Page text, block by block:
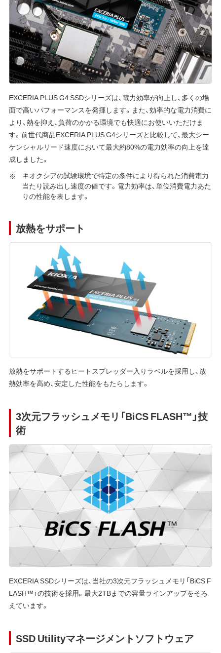
EXCERIA PLUS G4 SSDシリーズは、電力効率が向上し、多くの場
面で高いパフォーマンスを発揮します。また、効率的な電力消費に
より、熱を抑え、負荷のかかる環境でも快適にお使いいただけま
す。前世代商品EXCERIA PLUS G4シリーズと比較して、最大シー
ケンシャルリード速度において最大約80%の電力効率の向上を達
成しました。
キオクシアの試験環境で特定の条件により得られた消費電力
当たり読み出し速度の値です。電力効率は、単位消費電力あた
りの性能を表します。
放熱をサポート
放熱をサポートするヒートスプレッダー入りラベルを採用し、放
熱効率を高め、安定した性能をもたらします。
3次元フラッシュメモリ「BiCS FLASH™」技
術
EXCERIA SSDシリーズは、当社の3次元フラッシュメモリ「BiCS F
LASH™」の技術を採用。最大2TBまでの容量ラインアップをそろ
えています。
SSD Utilityマネージメントソフトウェア